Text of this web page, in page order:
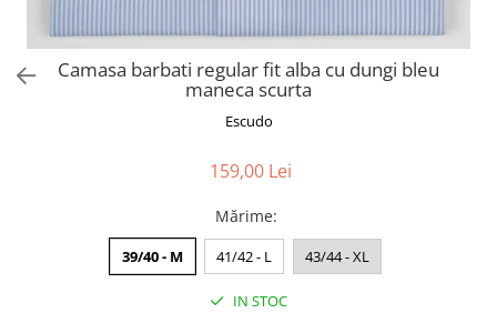
Camasa barbati regular fit alba cu dungi bleu
maneca scurta
Escudo
159,00 Lei
Mărime:
39/40 - M 41/42 - L 43/44 - XL
IN STOC